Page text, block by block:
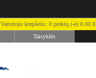
Vartotojo krepšelis: 0 prekių (-ė) 0.00
Taisyklės